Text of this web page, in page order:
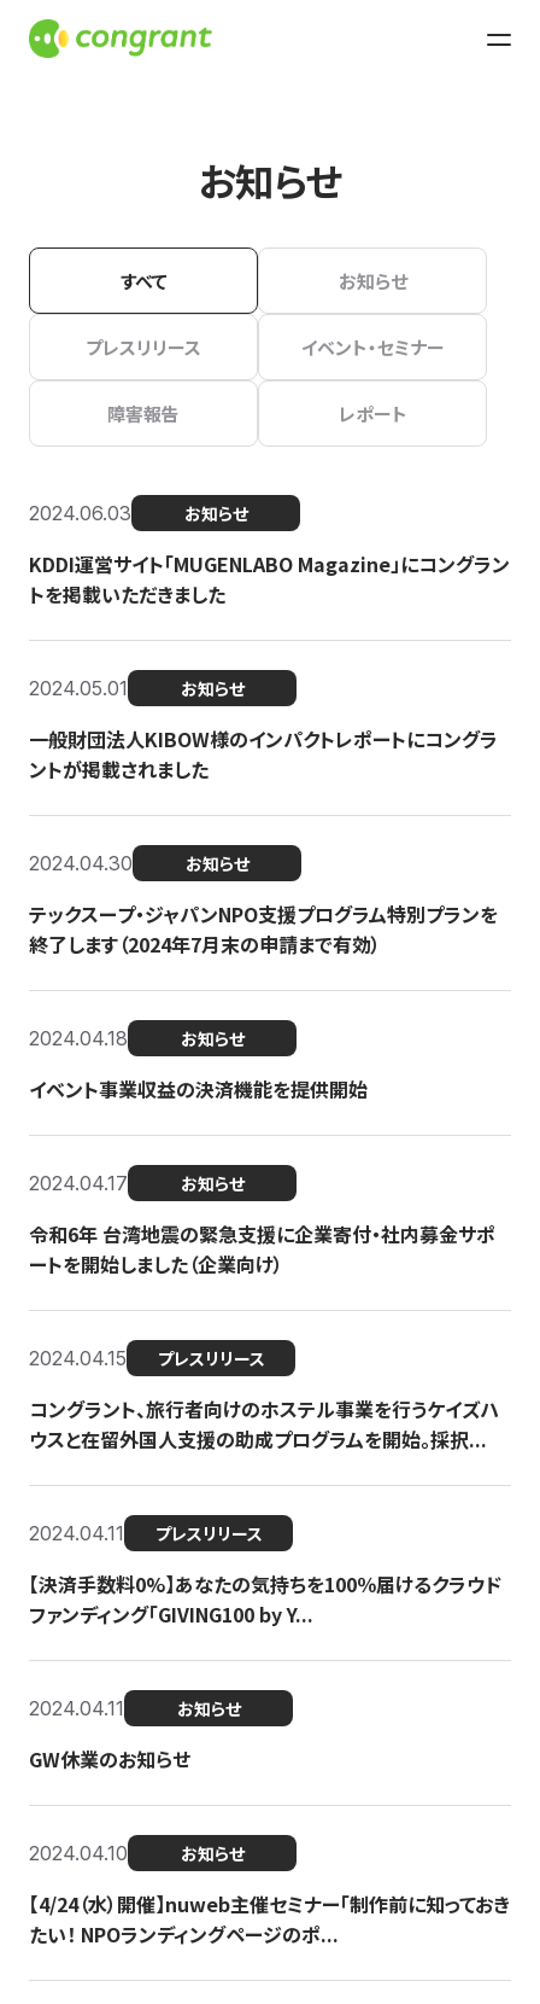
お知らせ
すべて お知らせ
プレスリリース イベント・セミナー
障害報告 レポート
2024.06.03 お知らせ
KDDI運営サイト「MUGENLABO Magazine」にコングラン
トを掲載いただきました
2024.05.01 お知らせ
一般財団法人KIBOW様のインパクトレポートにコングラ
ントが掲載されました
2024.04.30 お知らせ
テックスープ・ジャパンNPO支援プログラム特別プランを
終了します（2024年7月末の申請まで有効）
2024.04.18 お知らせ
イベント事業収益の決済機能を提供開始
2024.04.17 お知らせ
令和6年 台湾地震の緊急支援に企業寄付・社内募金サポ
ートを開始しました（企業向け）
2024.04.15 プレスリリース
コングラント、旅行者向けのホステル事業を行うケイズハ
ウスと在留外国人支援の助成プログラムを開始。採択...
2024.04.11 プレスリリース
【決済手数料0%】あなたの気持ちを100％届けるクラウド
ファンディング「GIVING100 by Y...
2024.04.11 お知らせ
GW休業のお知らせ
2024.04.10 お知らせ
【4/24（水）開催】nuweb主催セミナー「制作前に知っておき
たい！ NPOランディングページのポ...